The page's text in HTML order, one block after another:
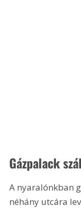
Gázpalack
A nyaralónkban
néhány utcára